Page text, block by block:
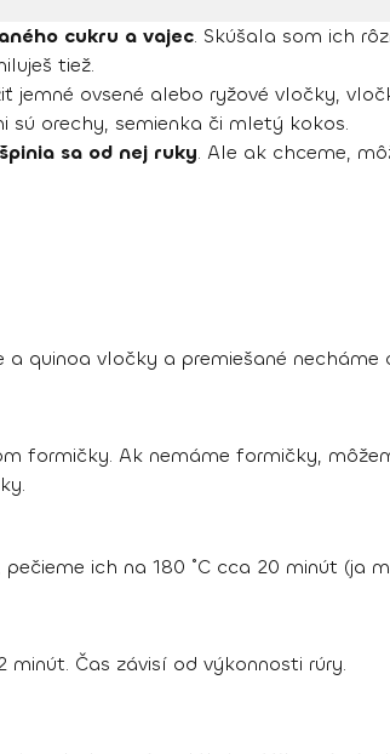
cukru a vajec. Skúšala som ich
tiež.
ovsené alebo ryžové vločky,
orechy, semienka či mletý kokos.
sa od nej ruky. Ale ak chceme,
quinoa vločky a premiešané
formičky. Ak nemáme formičky,
ich na 180 ˚C cca 20 minút (ja
minút. Čas závisí od výkonnosti rúry.